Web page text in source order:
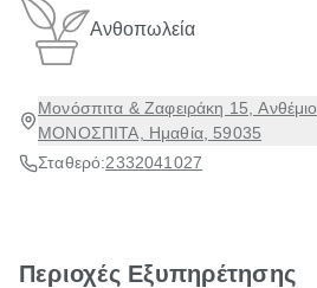
Ανθοπωλεία
Μονόσπιτα & Ζαφειράκη 15, Ανθέμιο,
ΜΟΝΟΣΠΙΤΑ, Ημαθία, 59035
Σταθερό:2332041027
Περιοχές Εξυπηρέτησης